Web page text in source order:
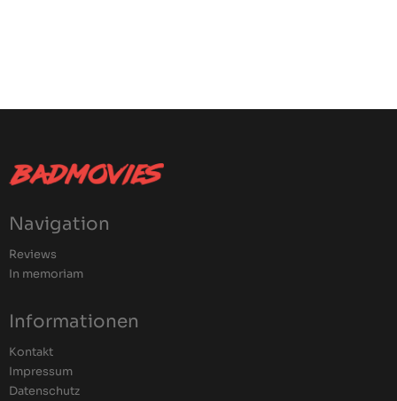
Navigation
Reviews
In memoriam
Informationen
Kontakt
Impressum
Datenschutz